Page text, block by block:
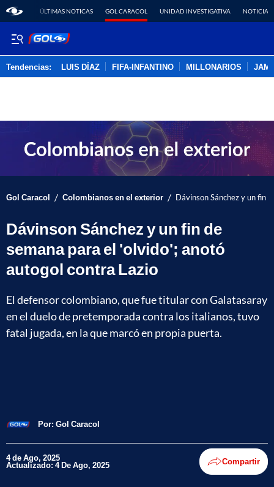
ÚLTIMAS NOTICAS GOL CARACOL UNIDAD INVESTIGATIVA NOTICIAS
Tendencias: LUIS DÍAZ FIFA-INFANTINO MILLONARIOS
Gol Caracol / Colombianos en el exterior / Dávinson Sánchez y un fin
Dávinson Sánchez y un fin de
semana para el 'olvido'; anotó
autogol contra Lazio
El defensor colombiano, que fue titular con Galatasaray
en el duelo de pretemporada contra los italianos, tuvo
fatal jugada, en la que marcó en propia puerta.
Por: Gol Caracol
4 de Ago, 2025
Actualizado: 4 De Ago, 2025 Compartir